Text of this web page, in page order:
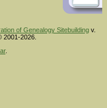
of Genealogy Sitebuildingv.
2001-2026.
.